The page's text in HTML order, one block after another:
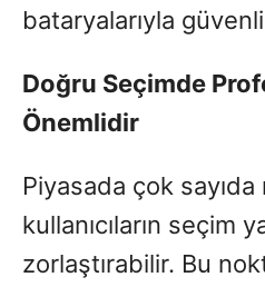
bataryalarıyla
Doğru Seçimde
Önemlidir
Piyasada çok
kullanıcıların seçim
zorlaştırabilir. Bu